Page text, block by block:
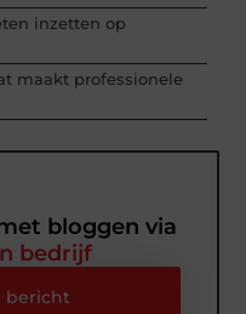
inzetten op
maakt professionele
bloggen via
bedrijf
bericht